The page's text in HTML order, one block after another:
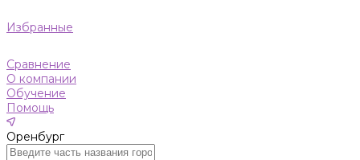
Избранные
Сравнение
О компании
Обучение
Помощь
Оренбург